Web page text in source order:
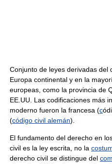
Conjunto de leyes derivadas del
Europa continental y en la
europeas, como la provincia de
EE.UU. Las codificaciones más
moderno fueron la francesa (c
(código civil alemán).
El fundamento del derecho en
civil es la ley escrita, no la
derecho civil se distingue del